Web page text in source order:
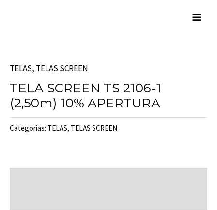
TELAS, TELAS SCREEN
TELA SCREEN TS 2106-1
(2,50m) 10% APERTURA
Categorías: TELAS, TELAS SCREEN